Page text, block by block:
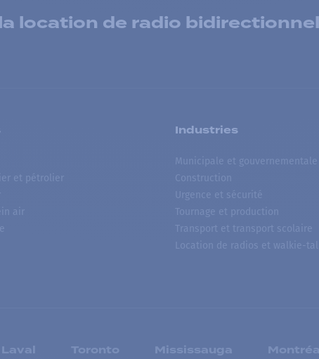
location de radio
et pétrolier
air
Industries
Municipale et gouvernementale
Construction
Urgence et sécurité
Tournage et production
Transport et transport scolaire
Location de radios et walkie-
Laval Toronto Mississauga